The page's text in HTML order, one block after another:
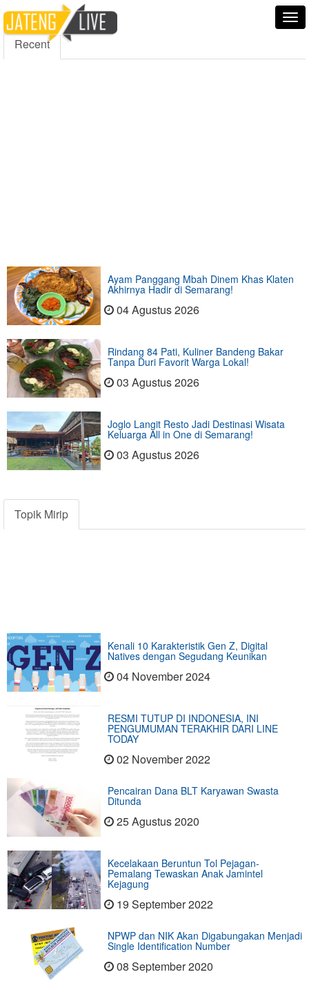
5000 Fans Followers
Recent
Ayam Panggang Mbah Dinem Khas Klaten
Akhirnya Hadir di Semarang!
04 Agustus 2026
Rindang 84 Pati, Kuliner Bandeng Bakar
Tanpa Duri Favorit Warga Lokal!
03 Agustus 2026
Joglo Langit Resto Jadi Destinasi Wisata
Keluarga All in One di Semarang!
03 Agustus 2026
Topik Mirip
Kenali 10 Karakteristik Gen Z, Digital
Natives dengan Segudang Keunikan
04 November 2024
RESMI TUTUP DI INDONESIA, INI
PENGUMUMAN TERAKHIR DARI LINE
TODAY
02 November 2022
Pencairan Dana BLT Karyawan Swasta
Ditunda
25 Agustus 2020
Kecelakaan Beruntun Tol Pejagan-
Pemalang Tewaskan Anak Jamintel
Kejagung
19 September 2022
NPWP dan NIK Akan Digabungakan Menjadi
Single Identification Number
08 September 2020